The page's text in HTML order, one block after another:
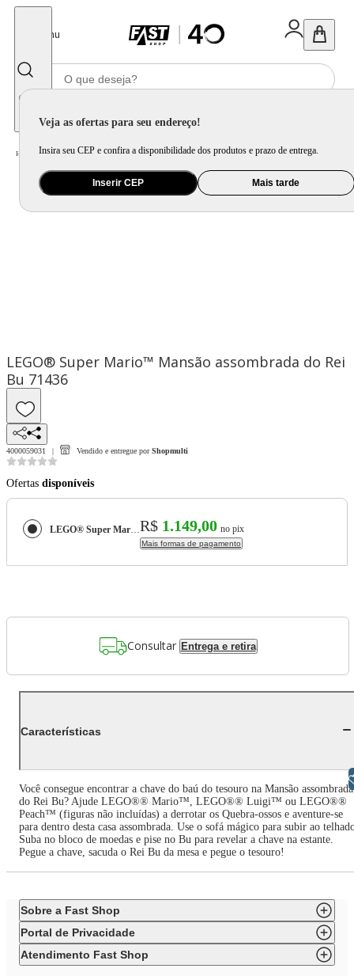
Menu
Veja as ofertas para seu endereço!
Insira seu CEP e confira a disponibilidade dos produtos e prazo de entrega.
Inserir CEP Mais tarde
Home Brinquedo e Colecionável / Para Colecionar
LEGO® Super Mario™ Mansão assombrada do Rei
Bu 71436
4000059031 Vendido e entregue por Shopmulti
Ofertas disponíveis
LEGO® Super Mario™ Mansão assombrada do Rei Bu 71436R$ 1.149,00 no pix
Mais formas de pagamento
Consultar Entrega e retira
Características
Você consegue encontrar a chave do baú do tesouro na Mansão assombrada
do Rei Bu? Ajude LEGO®® Mario™, LEGO®® Luigi™ ou LEGO®®
Peach™ (figuras não incluídas) a derrotar os Quebra-ossos e aventure-se
para dentro desta casa assombrada. Use o sofá mágico para subir ao
Suba no bloco de moedas e pise no Bu para revelar a chave na estante.
Pegue a chave, sacuda o Rei Bu da mesa e pegue o tesouro!
Sobre a Fast Shop
Portal de Privacidade
Atendimento Fast Shop